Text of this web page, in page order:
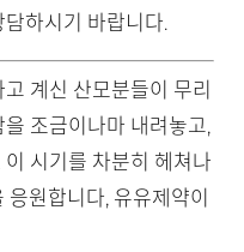
하시기 바랍니다.
계신 산모분들이 무리
조금이나마 내려놓고,
시기를 차분히 헤쳐나
원합니다, 유유제약이